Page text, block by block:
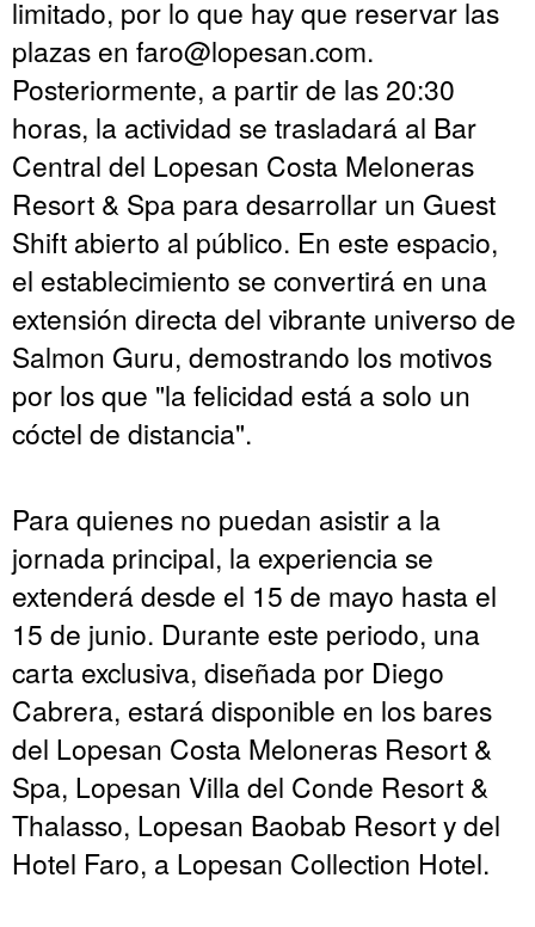
limitado, por lo que hay que reservar las
plazas en faro@lopesan.com.
Posteriormente, a partir de las 20:30
horas, la actividad se trasladará al Bar
Central del Lopesan Costa Meloneras
Resort & Spa para desarrollar un Guest
Shift abierto al público. En este espacio,
el establecimiento se convertirá en una
extensión directa del vibrante universo de
Salmon Guru, demostrando los motivos
por los que "la felicidad está a solo un
cóctel de distancia".
Para quienes no puedan asistir a la
jornada principal, la experiencia se
extenderá desde el 15 de mayo hasta el
15 de junio. Durante este periodo, una
carta exclusiva, diseñada por Diego
Cabrera, estará disponible en los bares
del Lopesan Costa Meloneras Resort &
Spa, Lopesan Villa del Conde Resort &
Thalasso, Lopesan Baobab Resort y del
Hotel Faro, a Lopesan Collection Hotel.